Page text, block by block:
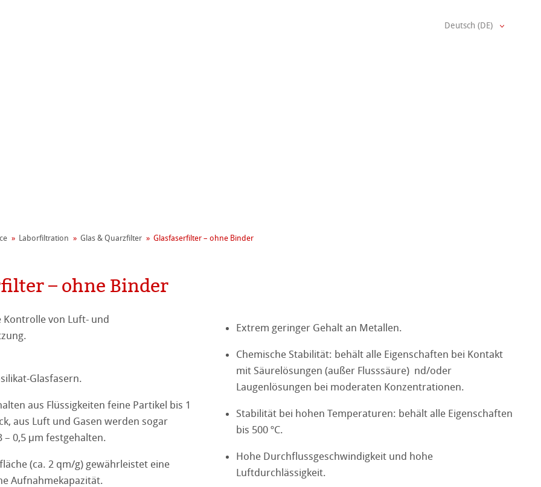
Filterpapiere
Binder
PES Membranen
Nachweise
Reinigung von Ölen
Tierzucht
mit Membranen
Deutsch (DE)
Laborfiltration Glas & Quarzfilter Glasfaserfilter – ohne Binder
– ohne Binder
von Luft- und
Glasfasern.
aus Flüssigkeiten feine Partikel bis 1
aus Luft und Gasen werden sogar
– 0,5 μm festgehalten.
(ca. 2 qm/g) gewährleistet eine
Aufnahmekapazität.
Extrem geringer Gehalt an Metallen.
Chemische Stabilität: behält alle Eigenschaften bei Kontakt
mit Säurelösungen (außer Flusssäure) nd/oder
Laugenlösungen bei moderaten Konzentrationen.
Stabilität bei hohen Temperaturen: behält alle Eigenschaften
bis 500 ºC.
Hohe Durchflussgeschwindigkeit und hohe
Luftdurchlässigkeit.